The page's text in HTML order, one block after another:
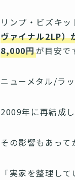
リンプ・ビズキ
ヴァイナル2LP
8,000円が目安で
ニューメタル/ラ
2009年に再結成
その影響もあって
「実家を整理し